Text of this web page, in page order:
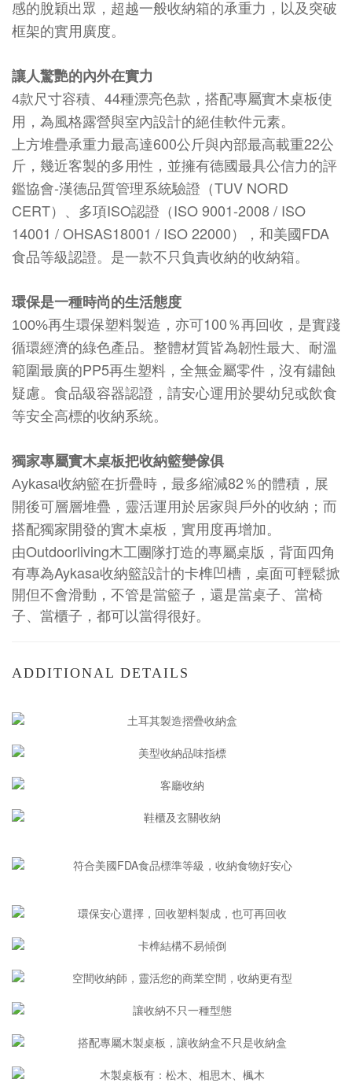
感的脫穎出眾，超越一般收納箱的承重力，以及突破
框架的實用廣度。
讓人驚艷的內外在實力
4款尺寸容積、 44種漂亮色款，搭配專屬實木桌板使
用，為風格露營與室內設計的絕佳軟件元素。
上方堆疊承重力最高達600公斤與內部最高載重22公
斤，幾近客製的多用性，並擁有德國最具公信力的評
鑑協會-漢德品質管理系統驗證（TUV NORD
CERT）、多項ISO認證（ ISO 9001-2008 / ISO
14001 / OHSAS18001 / ISO 22000 ），和美國 FDA
食品等級認證。是一款不只負責收納的收納箱。
環保是一種時尚的生活態度
100%再生環保塑料製造，亦可100 ％再回收，是實踐
循環經濟的綠色產品。整體材質皆為韌性最大、耐溫
範圍最廣的PP5再生塑料，全無金屬零件，沒有鏽蝕
疑慮。食品級容器認證，請安心運用於嬰幼兒或飲食
等安全高標的收納系統。
獨家專屬實木桌板把收納籃變傢俱
Aykasa收納籃在折疊時，最多縮減82 ％的體積，展
開後可層層堆疊，靈活運用於居家與戶外的收納；而
搭配獨家開發的實木桌板，實用度再增加。
由Outdoorliving木工團隊打造的專屬桌版，背面四角
有專為Aykasa收納籃設計的卡榫凹槽，桌面可輕鬆掀
開但不會滑動，不管是當籃子，還是當桌子、當椅
子、當櫃子，都可以當得很好。
ADDITIONAL DETAILS